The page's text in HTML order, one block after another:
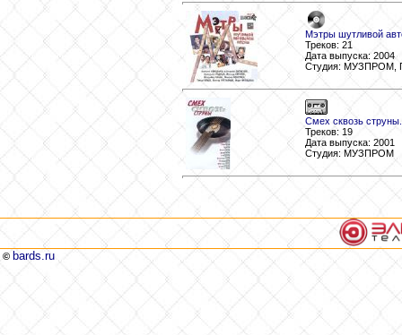
Мэтры шутливой
Треков: 21
Дата выпуска: 2004
Студия: МУЗПРОМ,
Смех сквозь
Треков: 19
Дата выпуска: 2001
Студия: МУЗПРОМ
© bards.ru